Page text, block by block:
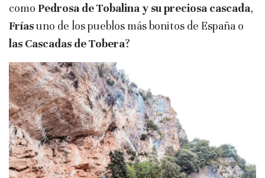
como Pedrosa de Tobalina y su preciosa cascada,
Fríasuno de los pueblos más bonitos de España o
las Cascadas de Tobera?